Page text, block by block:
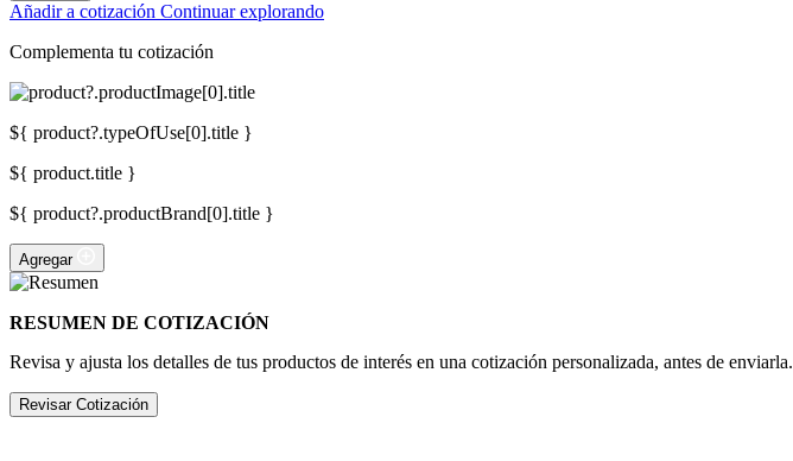
Añadir a cotización Continuar explorando
Complementa tu cotización
${ product?.typeOfUse[0].title }
${ product.title }
${ product?.productBrand[0].title }
Agregar
RESUMEN DE COTIZACIÓN
Revisa y ajusta los detalles de tus productos de interés en una cotización personalizada, antes de enviarla.
Revisar Cotización